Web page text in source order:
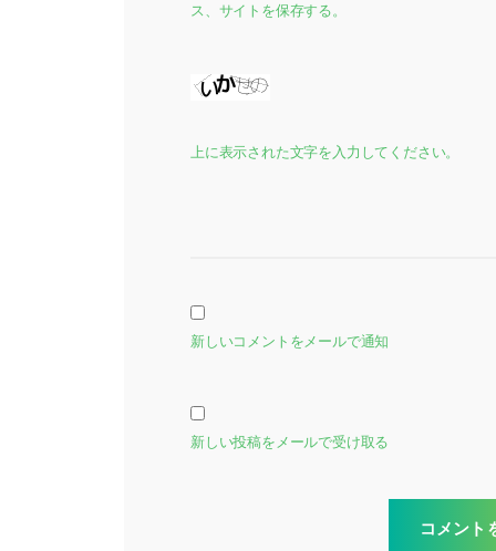
ス、サイトを保存する。
上に表示された文字を入力してください。
新しいコメントをメールで通知
新しい投稿をメールで受け取る